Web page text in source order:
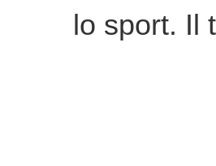
lo sport. Il